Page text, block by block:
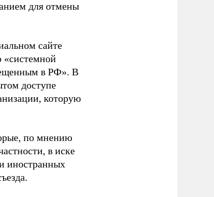
для отмены
сайте
«системной
в РФ». В
доступе
которую
по мнению
в иске
иностранных